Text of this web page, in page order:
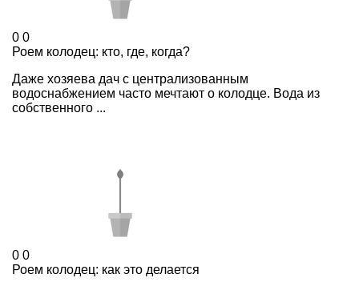
0 0
Роем колодец: кто, где, когда?
Даже хозяева дач с централизованным
водоснабжением часто мечтают о колодце. Вода из
собственного ...
0 0
Роем колодец: как это делается